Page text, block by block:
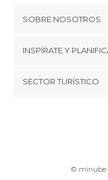
SOBRE NOSOTROS
Cookies
Términos y condiciones
INSPÍRATE Y
SECTOR TURÍSTICO
© minube